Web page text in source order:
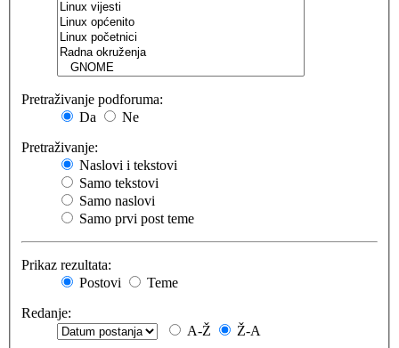
Pretraživanje podforuma:
Da
Ne
Pretraživanje:
Naslovi i tekstovi
Samo tekstovi
Samo naslovi
Samo prvi post teme
Prikaz rezultata:
Postovi
Teme
Redanje:
A-Ž
Ž-A